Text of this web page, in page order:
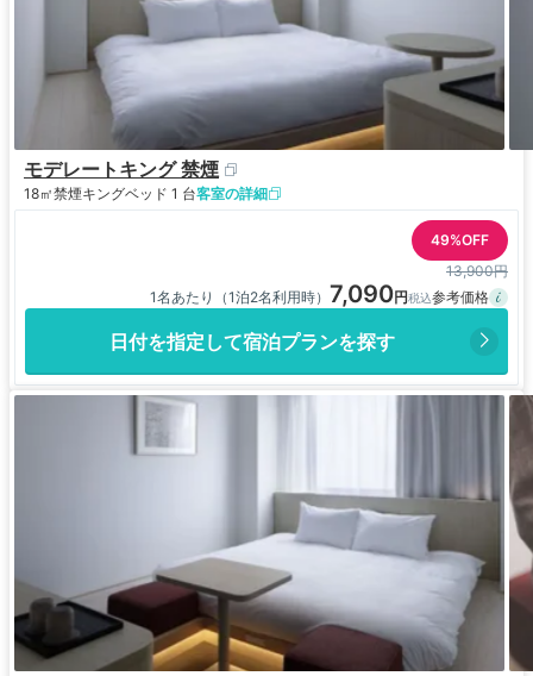
モデレートキング 禁煙
18㎡禁煙キングベッド 1 台客室の詳細
49%OFF
13,900円
1名あたり（1泊2名利用時） 7,090
日付を指定して宿泊プランを探す